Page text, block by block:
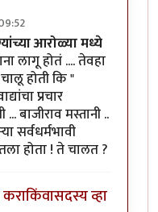
न बघताbyगणेशा
आरोळ्या मध्ये
लागू होतं .... तेवहा
होती कि "
प्रचार
बाजीराव मस्तानी ..
सर्वधर्मभावी
होता ! ते चालत ?
किंवासदस्य व्हा